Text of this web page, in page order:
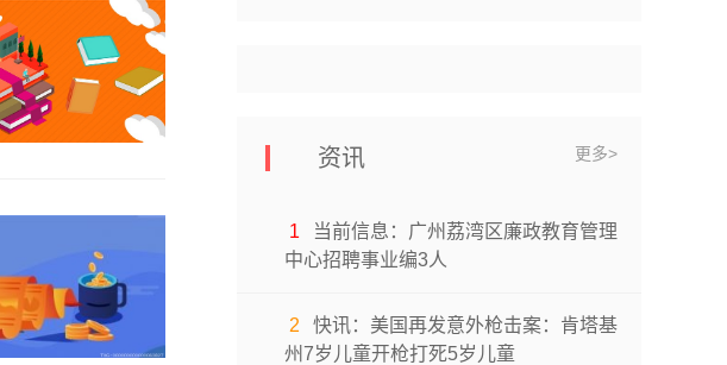
资讯 更多>
1
当前信息：广州荔湾区廉政教育管理
中心招聘事业编3人
2
快讯：​美国再发意外枪击案：肯塔基
州7岁儿童开枪打死5岁儿童